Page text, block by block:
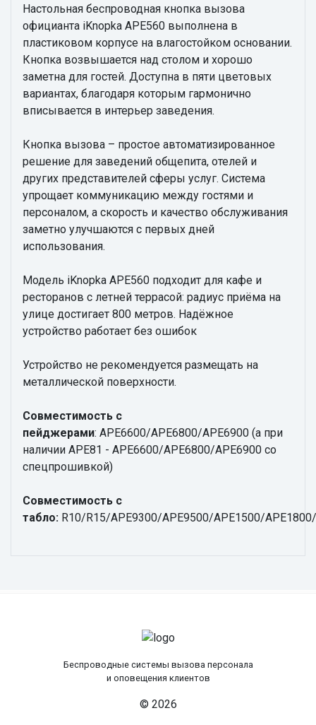
Настольная беспроводная кнопка вызова
официанта iKnopka APE560 выполнена в
пластиковом корпусе на влагостойком основании.
Кнопка возвышается над столом и хорошо
заметна для гостей. Доступна в пяти цветовых
вариантах, благодаря которым гармонично
вписывается в интерьер заведения.
Кнопка вызова – простое автоматизированное
решение для заведений общепита, отелей и
других представителей сферы услуг. Система
упрощает коммуникацию между гостями и
персоналом, а скорость и качество обслуживания
заметно улучшаются с первых дней
использования.
Модель iKnopka APE560 подходит для кафе и
ресторанов с летней террасой: радиус приёма на
улице достигает 800 метров. Надёжное
устройство работает без ошибок
Устройство не рекомендуется размещать на
металлической поверхности.
Совместимость с
пейджерами: APE6600/APE6800/APE6900 (а при
наличии APE81 - APE6600/APE6800/APE6900 со
спецпрошивкой)
Совместимость с
табло: R10/R15/APE9300/APE9500/APE1500/
Беспроводные системы вызова персонала
и оповещения клиентов
© 2026